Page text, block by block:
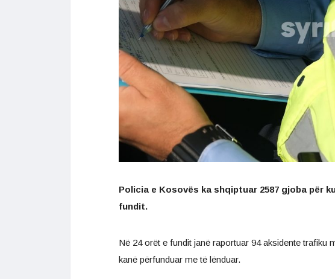
Policia e Kosovës ka shqiptuar 2587 gjoba për
fundit.
Në 24 orët e fundit janë raportuar 94 aksidente trafiku
kanë përfunduar me të lënduar.